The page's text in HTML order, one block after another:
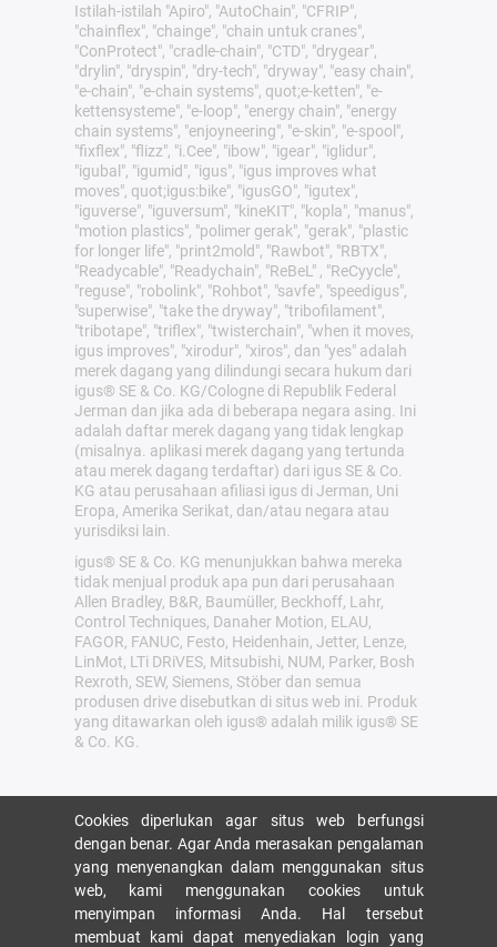
Istilah-istilah "Apiro", "AutoChain", "CFRIP",
"chainflex", "chainge", "chain untuk cranes",
"ConProtect", "cradle-chain", "CTD", "drygear",
"drylin", "dryspin", "dry-tech", "dryway", "easy chain",
"e-chain", "e-chain systems", quot;e-ketten", "e-
kettensysteme", "e-loop", "energy chain", "energy
chain systems", "enjoyneering", "e-skin", "e-spool",
"fixflex", "flizz", "i.Cee", "ibow", "igear", "iglidur",
"igubal", "igumid", "igus", "igus improves what
moves", quot;igus:bike", "igusGO", "igutex",
"iguverse", "iguversum", "kineKIT", "kopla", "manus",
"motion plastics", "polimer gerak", "gerak", "plastic
for longer life", "print2mold", "Rawbot", "RBTX",
"Readycable", "Readychain", "ReBeL" , "ReCyycle",
"reguse", "robolink", "Rohbot", "savfe", "speedigus",
"superwise", "take the dryway", "tribofilament",
"tribotape", "triflex", "twisterchain", "when it moves,
igus improves", "xirodur", "xiros", dan "yes" adalah
merek dagang yang dilindungi secara hukum dari
igus® SE & Co. KG/Cologne di Republik Federal
Jerman dan jika ada di beberapa negara asing. Ini
adalah daftar merek dagang yang tidak lengkap
(misalnya. aplikasi merek dagang yang tertunda
atau merek dagang terdaftar) dari igus SE & Co.
KG atau perusahaan afiliasi igus di Jerman, Uni
Eropa, Amerika Serikat, dan/atau negara atau
yurisdiksi lain.
igus® SE & Co. KG menunjukkan bahwa mereka
tidak menjual produk apa pun dari perusahaan
Allen Bradley, B&R, Baumüller, Beckhoff, Lahr,
Control Techniques, Danaher Motion, ELAU,
FAGOR, FANUC, Festo, Heidenhain, Jetter, Lenze,
LinMot, LTi DRiVES, Mitsubishi, NUM, Parker, Bosh
Rexroth, SEW, Siemens, Stöber dan semua
produsen drive disebutkan di situs web ini. Produk
yang ditawarkan oleh igus® adalah milik igus® SE
& Co. KG.
Cookies diperlukan agar situs web berfungsi
dengan benar. Agar Anda merasakan pengalaman
yang menyenangkan dalam menggunakan situs
web, kami menggunakan cookies untuk
menyimpan informasi Anda. Hal tersebut
membuat kami dapat menyediakan login yang